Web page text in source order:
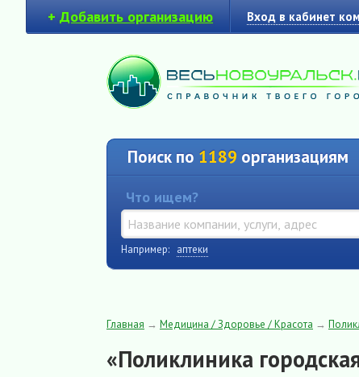
+ Добавить организацию Вход в кабинет
Поиск по 1189 организациям
Что ищем?
Например: аптеки
Главная → Медицина / Здоровье / Красота →
«Поликлиника